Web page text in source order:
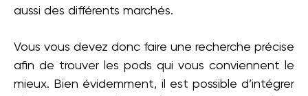
aussi des différents marchés.
Vous vous devez donc faire une recherche précise
afin de trouver les pods qui vous conviennent le
mieux. Bien évidemment, il est possible d’intégrer